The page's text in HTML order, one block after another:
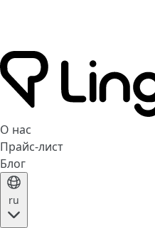
О нас
Прайс-лист
Блог
ru